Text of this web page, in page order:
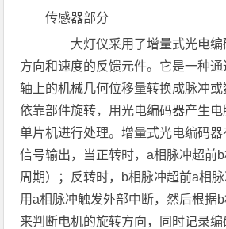
传感器部分
大灯仪采用了增量式光电编
方向和速度的反馈元件。它是一种
轴上的机械几何位移量转换成脉冲或
依靠部件旋转，用光电编码器产生
单片机进行处理。增量式光电编码
信号输出，当正转时，a相脉冲超前
周期）；反转时，b相脉冲超前a相脉
用a相脉冲触发外部中断，然后根据
来判断电机的旋转方向，同时记录编